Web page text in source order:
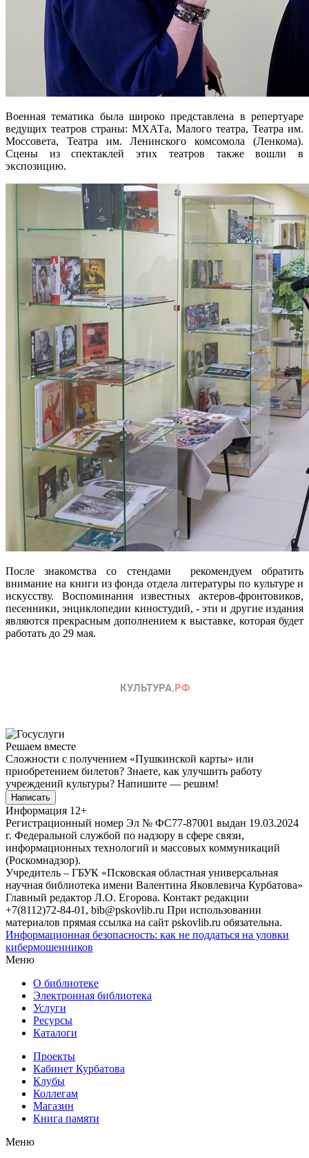
Военная тематика была широко представлена в репертуаре
ведущих театров страны: МХАТа, Малого театра, Театра им.
Моссовета, Театра им. Ленинского комсомола (Ленкома).
Сцены из спектаклей этих театров также вошли в
экспозицию.
После знакомства со стендами рекомендуем обратить
внимание на книги из фонда отдела литературы по культуре и
искусству. Воспоминания известных актеров-фронтовиков,
песенники, энциклопедии киностудий, - эти и другие издания
являются прекрасным дополнением к выставке, которая будет
работать до 29 мая.
Решаем вместе
Сложности с получением «Пушкинской карты» или
приобретением билетов? Знаете, как улучшить работу
учреждений культуры? Напишите — решим!
Написать
Информация 12+
Регистрационный номер Эл № ФС77-87001 выдан 19.03.2024
г. Федеральной службой по надзору в сфере связи,
информационных технологий и массовых коммуникаций
(Роскомнадзор).
Учредитель – ГБУК «Псковская областная универсальная
научная библиотека имени Валентина Яковлевича Курбатова»
Главный редактор Л.О. Егорова. Контакт редакции
+7(8112)72-84-01, bib@pskovlib.ru При использовании
материалов прямая ссылка на сайт pskovlib.ru обязательна.
Информационная безопасность: как не поддаться на уловки
кибермошенников
Меню
О библиотеке
Электронная библиотека
Услуги
Ресурсы
Каталоги
Проекты
Кабинет Курбатова
Клубы
Коллегам
Магазин
Книга памяти
Меню